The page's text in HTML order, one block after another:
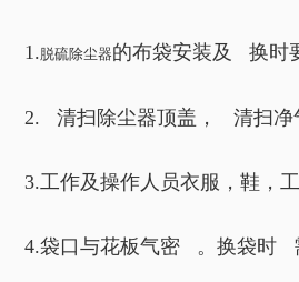
1.脱硫除尘器的布袋安装及 换时
2. 清扫除尘器顶盖， 清扫净
3.工作及操作人员衣服，鞋，
4.袋口与花板气密 。换袋时